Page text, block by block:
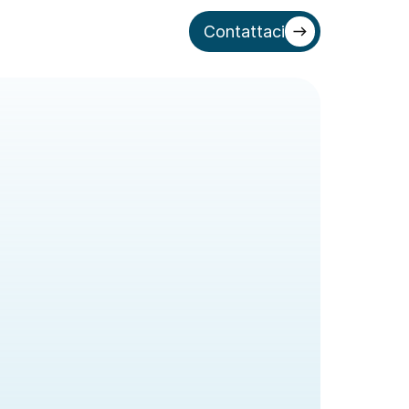
Contattaci